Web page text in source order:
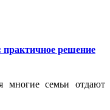
решение
многие семьи отдают